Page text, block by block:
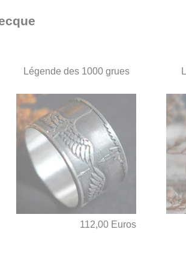
Légende des 1000 grues
112,00 Euros